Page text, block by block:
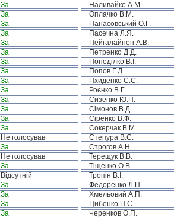
За Наливайко А.М.
За Оплачко В.М.
За Панасовський О.Г.
За Пасечна Л.Я.
За Пейгалайнен А.В.
За Петренко Д.Д.
За Понеділко В.І.
За Попов Г.Д.
За Пхиденко С.С.
За Роєнко В.Г.
За Сизенко Ю.П.
За Сімонов В.Д.
За Сіренко В.Ф.
За Сокерчак В.М.
Не голосував Степура В.С.
За Строгов А.Н.
Не голосував Терещук В.В.
За Тіщенко О.В.
Відсутній Тропін В.І.
За Федоренко Л.П.
За Хмельовий А.П.
За Цибенко П.С.
За Черенков О.П.